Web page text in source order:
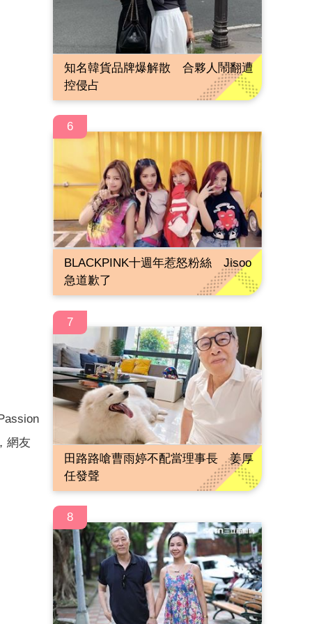
網友
知名韓貨品牌爆解散 合夥人鬧翻遭
控侵占
6
BLACKPINK十週年惹怒粉絲 Jisoo
急道歉了
7
田路路嗆曹雨婷不配當理事長 姜厚
任發聲
8